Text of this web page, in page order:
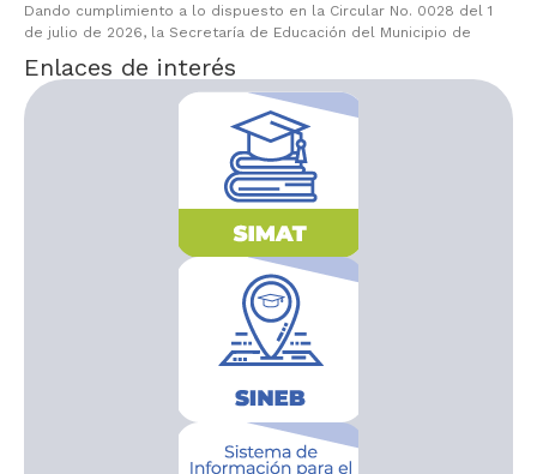
Dando cumplimiento a lo dispuesto en la Circular No. 0028 del 1
de julio de 2026, la Secretaría de Educación del Municipio de
Enlaces de interés